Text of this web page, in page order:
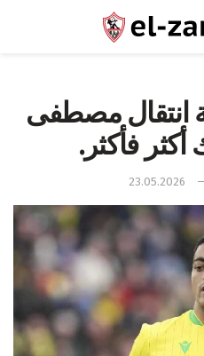
انتقال مصطفى
فأكثر.
23.05.2026